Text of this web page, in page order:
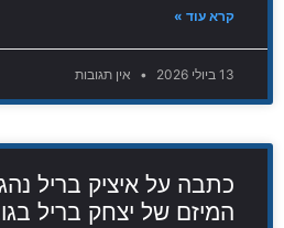
קרא עוד »
13 ביולי 2026 אין תגובות
כתבה על איציק בריל
המיזם של יצחק בריל